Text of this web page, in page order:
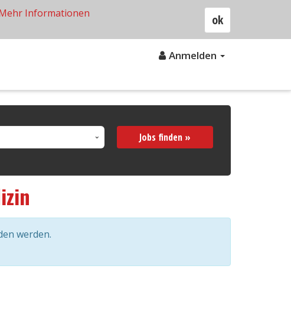
Anmelden
Jobs finden »
werden.
ok
Informationen